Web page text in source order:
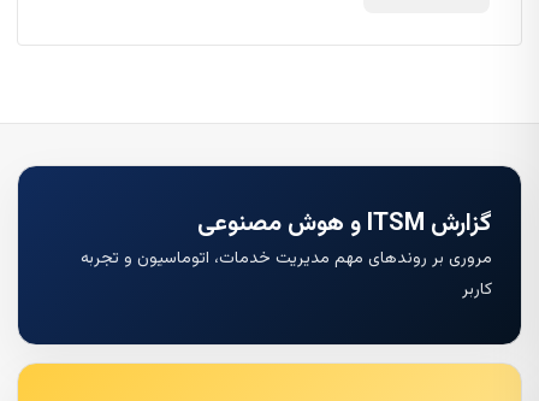
گزارش ITSM و هوش مصنوعی
مروری بر روندهای مهم مدیریت خدمات، اتوماسیون و تجربه
کاربر